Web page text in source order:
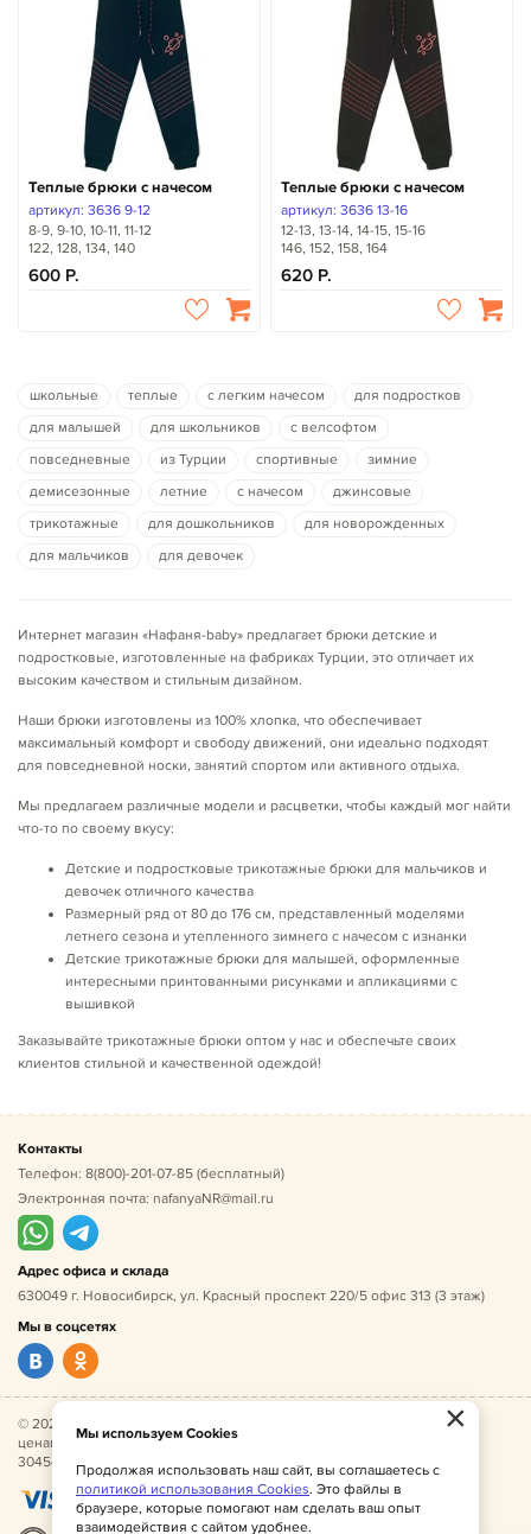
Теплые брюки с начесом
артикул: 3636 9-12
8-9, 9-10, 10-11, 11-12
122, 128, 134, 140
600
Теплые брюки с начесом
артикул: 3636 13-16
12-13, 13-14, 14-15, 15-16
146, 152, 158, 164
620
школьные теплые с легким начесом
для подростков
для малышей
для школьников
с велсофтом
повседневные
из Турции спортивные
зимние
демисезонные
летние с начесом
джинсовые
трикотажные
для дошкольников
для новорожденных
для мальчиков
для девочек
Интернет магазин «Нафаня-baby» предлагает брюки детские и
подростковые, изготовленные на фабриках Турции, это отличает их
высоким качеством и стильным дизайном.
Наши брюки изготовлены из 100% хлопка, что обеспечивает
максимальный комфорт и свободу движений, они идеально подходят
для повседневной носки, занятий спортом или активного отдыха.
Мы предлагаем различные модели и расцветки, чтобы каждый мог найти
что-то по своему вкусу:
Детские и подростковые трикотажные брюки для мальчиков и
девочек отличного качества
Размерный ряд от 80 до 176 см, представленный моделями
летнего сезона и утепленного зимнего с начесом с изнанки
Детские трикотажные брюки для малышей, оформленные
интересными принтованными рисунками и апликациями с
вышивкой
Заказывайте трикотажные брюки оптом у нас и обеспечьте своих
клиентов стильной и качественной одеждой!
Контакты
Телефон: 8(800)-201-07-85 (бесплатный)
Электронная почта: nafanyaNR@mail.ru
Адрес офиса и склада
630049 г. Новосибирск, ул. Красный проспект 220/5 офис 313 (3 этаж)
Мы в соцсетях
© 2026 Нафаня — оптовые поставки детской одежды по
ценам производителя. ИНН 541005493544, ОГРН
304541027500052.
×
Мы используем Cookies
Продолжая использовать наш сайт, вы соглашаетесь с
политикой использования Cookies. Это файлы в
браузере, которые помогают нам сделать ваш опыт
взаимодействия с сайтом удобнее.